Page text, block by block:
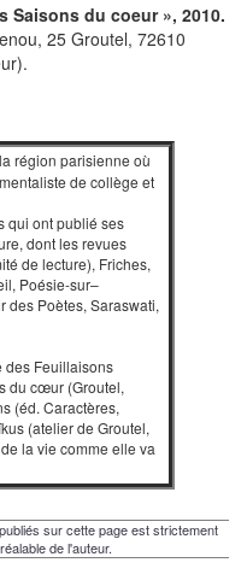
Saisons du coeur », 2010.
25 Groutel, 72610
région parisienne où
de collège et
qui ont publié ses
dont les revues
de lecture), Friches,
Poésie-sur–
des Poètes, Saraswati,
des Feuillaisons
du cœur (Groutel,
(éd. Caractères,
(atelier de Groutel,
la vie comme elle va
sur cette page est strictement
de l'auteur.